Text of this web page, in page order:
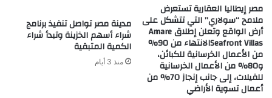
مصر إيطاليا العقارية تستعرض
ملامح “سولاري” التي تتشكل على
أرض الواقع وتعلن إطلاق Amare
Seafront Villasالانتهاء من 90%
من الأعمال الخرسانية للكبائن،
و80% من الأعمال الخرسانية
للفيلات، إلى جانب إنجاز 70% من
أعمال تسوية الأراضي
مدينة مصر تواصل تنفيذ برنامج
شراء أسهم الخزينة وتبدأ شراء
الكمية المتبقية
منذ 3 أيام